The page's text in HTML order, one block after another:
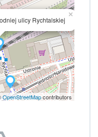
ulicy Rychtalskiej
×
OpenStreetMapcontributors